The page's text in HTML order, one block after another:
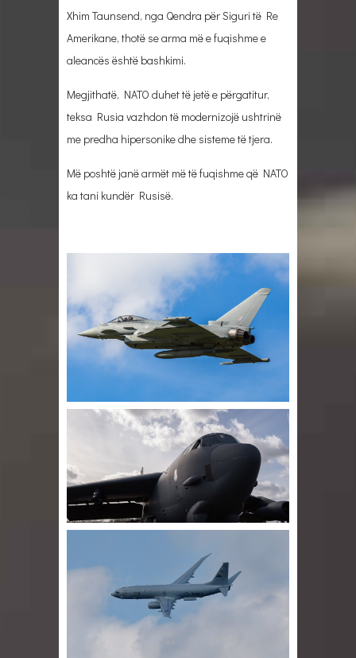
Xhim Taunsend, nga Qendra për Siguri të Re
Amerikane, thotë se arma më e fuqishme e
aleancës është bashkimi.
Megjithatë, NATO duhet të jetë e përgatitur,
teksa Rusia vazhdon të modernizojë ushtrinë
me predha hipersonike dhe sisteme të tjera.
Më poshtë janë armët më të fuqishme që NATO
ka tani kundër Rusisë.